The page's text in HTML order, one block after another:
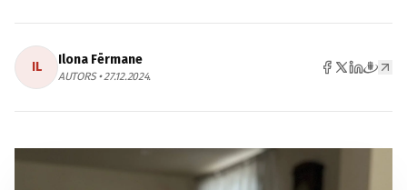
IL Ilona Fērmane
AUTORS • 27.12.2024.